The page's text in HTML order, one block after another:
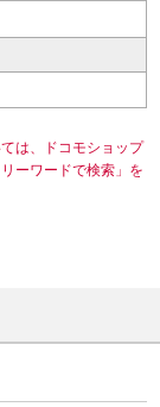
は、ドコモショップ
ーワードで検索」を